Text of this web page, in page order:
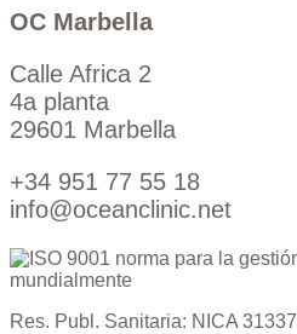
OC Marbella
Calle Africa 2
4a planta
29601 Marbella
+34 951 77 55 18
info@oceanclinic.net
Res. Publ. Sanitaria: NICA 31337